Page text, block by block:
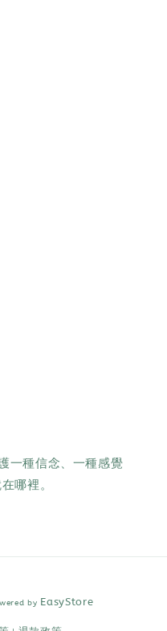
一種信念、一種感覺
哪裡。
by EasyStore